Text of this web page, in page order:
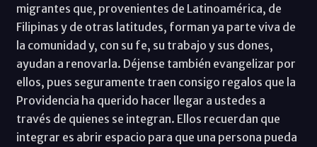
migrantes que, provenientes de Latinoamérica, de
Filipinas y de otras latitudes, forman ya parte viva de
la comunidad y, con su fe, su trabajo y sus dones,
ayudan a renovarla. Déjense también evangelizar por
ellos, pues seguramente traen consigo regalos que la
Providencia ha querido hacer llegar a ustedes a
través de quienes se integran. Ellos recuerdan que
integrar es abrir espacio para que una persona pueda